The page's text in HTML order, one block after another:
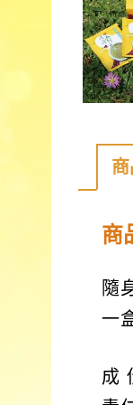
商
商
隨
一
成